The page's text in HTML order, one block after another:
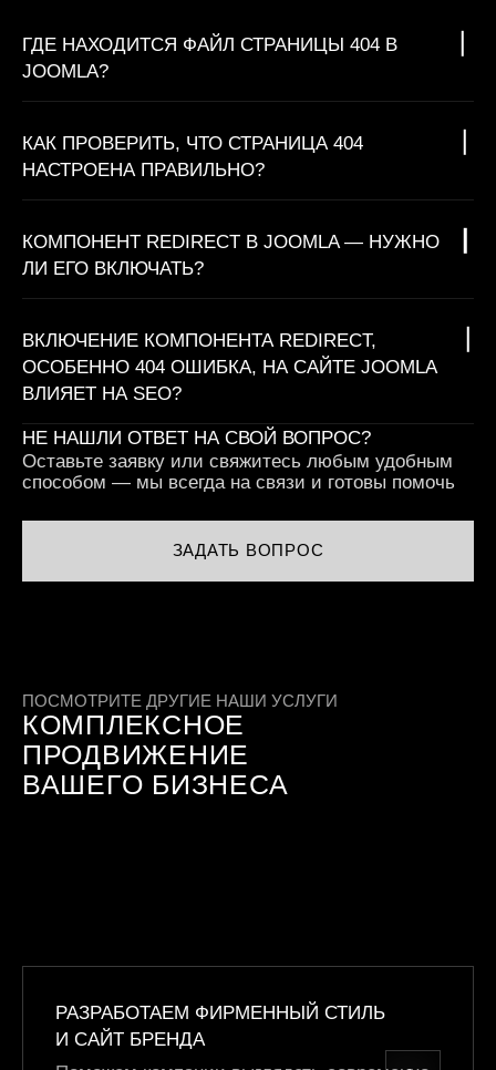
ГДЕ НАХОДИТСЯ ФАЙЛ СТРАНИЦЫ 404 В
JOOMLA?
КАК ПРОВЕРИТЬ, ЧТО СТРАНИЦА 404
НАСТРОЕНА ПРАВИЛЬНО?
КОМПОНЕНТ REDIRECT В JOOMLA — НУЖНО
ЛИ ЕГО ВКЛЮЧАТЬ?
ВКЛЮЧЕНИЕ КОМПОНЕНТА REDIRECT,
ОСОБЕННО 404 ОШИБКА, НА САЙТЕ JOOMLA
ВЛИЯЕТ НА SEO?
НЕ НАШЛИ ОТВЕТ НА СВОЙ ВОПРОС?
Оставьте заявку или свяжитесь любым удобным
способом — мы всегда на связи и готовы помочь
ЗАДАТЬ ВОПРОС
ПОСМОТРИТЕ ДРУГИЕ НАШИ УСЛУГИ
КОМПЛЕКСНОЕ
ПРОДВИЖЕНИЕ
ВАШЕГО БИЗНЕСА
РАЗРАБОТАЕМ ФИРМЕННЫЙ СТИЛЬ
И САЙТ БРЕНДА